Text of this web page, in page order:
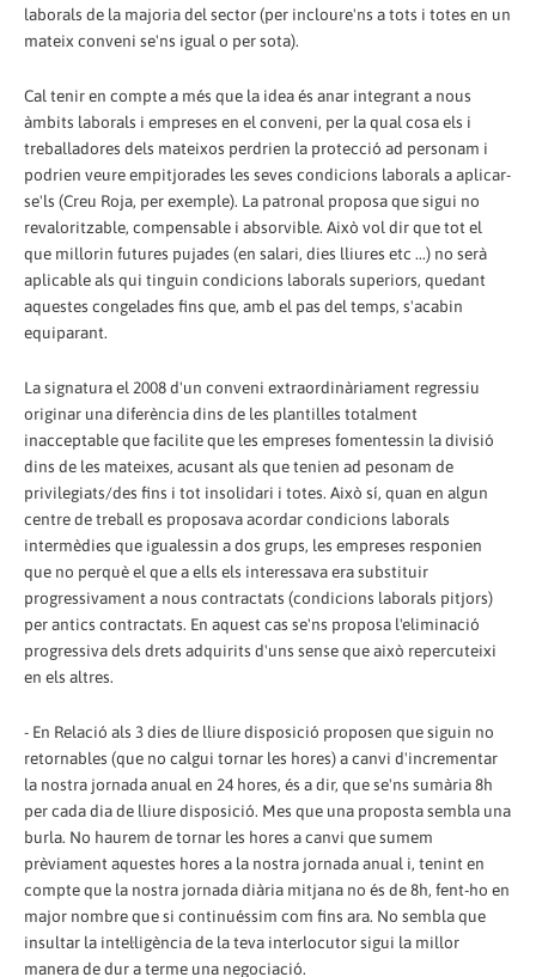
laborals de la majoria del sector (per incloure'ns a tots i totes en un
mateix conveni se'ns igual o per sota).
Cal tenir en compte a més que la idea és anar integrant a nous
àmbits laborals i empreses en el conveni, per la qual cosa els i
treballadores dels mateixos perdrien la protecció ad personam i
podrien veure empitjorades les seves condicions laborals a aplicar-
se'ls (Creu Roja, per exemple). La patronal proposa que sigui no
revaloritzable, compensable i absorvible. Això vol dir que tot el
que millorin futures pujades (en salari, dies lliures etc ...) no serà
aplicable als qui tinguin condicions laborals superiors, quedant
aquestes congelades fins que, amb el pas del temps, s'acabin
equiparant.
La signatura el 2008 d'un conveni extraordinàriament regressiu
originar una diferència dins de les plantilles totalment
inacceptable que facilite que les empreses fomentessin la divisió
dins de les mateixes, acusant als que tenien ad pesonam de
privilegiats/des fins i tot insolidari i totes. Això sí, quan en algun
centre de treball es proposava acordar condicions laborals
intermèdies que igualessin a dos grups, les empreses responien
que no perquè el que a ells els interessava era substituir
progressivament a nous contractats (condicions laborals pitjors)
per antics contractats. En aquest cas se'ns proposa l'eliminació
progressiva dels drets adquirits d'uns sense que això repercuteixi
en els altres.
- En Relació als 3 dies de lliure disposició proposen que siguin no
retornables (que no calgui tornar les hores) a canvi d'incrementar
la nostra jornada anual en 24 hores, és a dir, que se'ns sumària 8h
per cada dia de lliure disposició. Mes que una proposta sembla una
burla. No haurem de tornar les hores a canvi que sumem
prèviament aquestes hores a la nostra jornada anual i, tenint en
compte que la nostra jornada diària mitjana no és de 8h, fent-ho en
major nombre que si continuéssim com fins ara. No sembla que
insultar la intel·ligència de la teva interlocutor sigui la millor
manera de dur a terme una negociació.